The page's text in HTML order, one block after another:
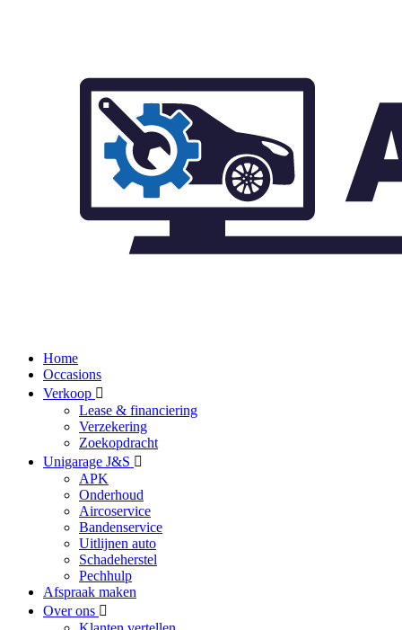
Home
Occasions
Verkoop
Lease & financiering
Verzekering
Zoekopdracht
Unigarage J&S
APK
Onderhoud
Aircoservice
Bandenservice
Uitlijnen auto
Schadeherstel
Pechhulp
Afspraak maken
Over ons